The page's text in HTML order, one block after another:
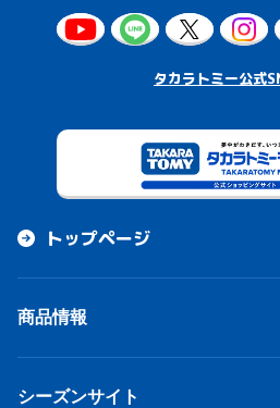
タカラトミー公式
トップページ
商品情報
シーズンサイト